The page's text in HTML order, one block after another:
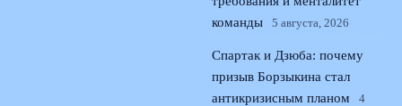
команды
5 августа, 2026
Спартак и Дзюба: почему
призыв Борзыкина стал
антикризисным планом
4